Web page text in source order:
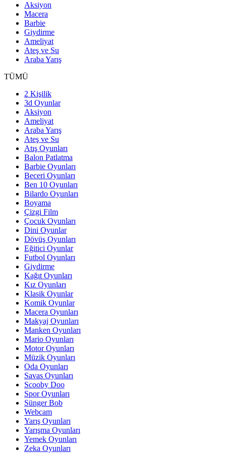
Aksiyon
Macera
Barbie
Giydirme
Ameliyat
Ateş ve Su
Araba Yarış
TÜMÜ
2 Kişilik
3d Oyunlar
Aksiyon
Ameliyat
Araba Yarış
Ateş ve Su
Atış Oyunları
Balon Patlatma
Barbie Oyunları
Beceri Oyunları
Ben 10 Oyunları
Bilardo Oyunları
Boyama
Çizgi Film
Çocuk Oyunları
Dini Oyunlar
Dövüş Oyunları
Eğitici Oyunlar
Futbol Oyunları
Giydirme
Kağıt Oyunları
Kız Oyunları
Klasik Oyunlar
Komik Oyunlar
Macera Oyunları
Makyaj Oyunları
Manken Oyunları
Mario Oyunları
Motor Oyunları
Müzik Oyunları
Oda Oyunları
Savas Oyunları
Scooby Doo
Spor Oyunları
Sünger Bob
Webcam
Yarış Oyunları
Yarışma Oyunları
Yemek Oyunları
Zeka Oyunları